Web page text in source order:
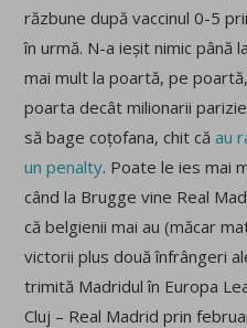
răzbune după vaccinul 0-5
în urmă. N-a ieșit nimic până
mai mult la poartă, pe
poarta decât milionarii
să bage coțofana, chit că au
un penalty. Poate le ies mai
când la Brugge vine Real
că belgienii mai au (măcar
victorii plus două înfrângeri
trimită Madridul în Europa
Cluj – Real Madrid prin